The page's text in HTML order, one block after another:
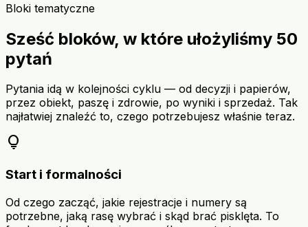
Bloki tematyczne
Sześć bloków, w które ułożyliśmy 50
pytań
Pytania idą w kolejności cyklu — od decyzji i papierów,
przez obiekt, paszę i zdrowie, po wyniki i sprzedaż. Tak
najłatwiej znaleźć to, czego potrzebujesz właśnie teraz.
lightbulb
Start i formalności
Od czego zacząć, jakie rejestracje i numery są
potrzebne, jaką rasę wybrać i skąd brać pisklęta. To